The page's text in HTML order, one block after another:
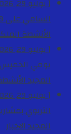
[ يوليو 29, 2026 ]
السامي على 1788 شخصا بمناسبة عيد العرش المجيد
الأنشطة
[ يوليو 29, 2026 ]
يومي الخميس
المجيد
[ يوليو 29, 2026 ]
التربوي
المجيدالاخبار